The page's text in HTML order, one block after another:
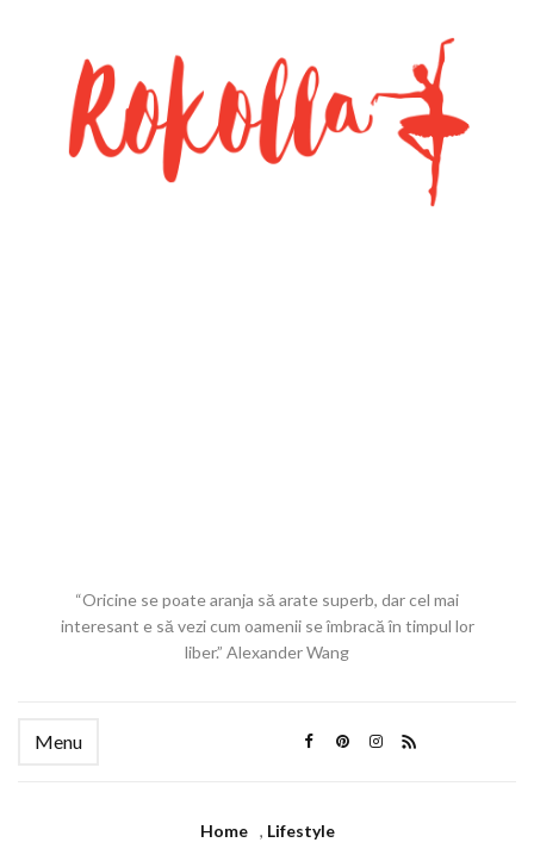
“Oricine se poate aranja să arate superb, dar cel mai
interesant e să vezi cum oamenii se îmbracă în timpul lor
liber.” Alexander Wang
Menu
Home , Lifestyle